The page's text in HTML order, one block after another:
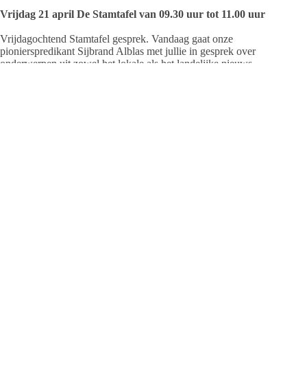
Vrijdag 21 april De Stamtafel van 09.30 uur tot 11.00 uur
Vrijdagochtend Stamtafel gesprek. Vandaag gaat onze
pionierspredikant Sijbrand Alblas met jullie in gesprek over
onderwerpen uit zowel het lokale als het landelijke nieuws.